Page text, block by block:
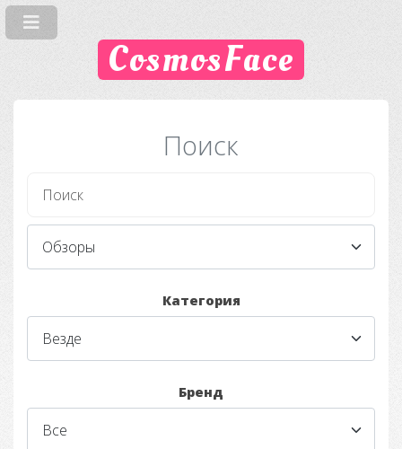
CosmosFace
Поиск
Категория
Бренд